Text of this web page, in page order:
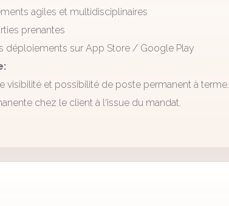
agiles et multidisciplinaires
prenantes
déploiements sur App Store / Google Play
visibilité et possibilité de poste permanent à terme.
chez le client à l'issue du mandat.